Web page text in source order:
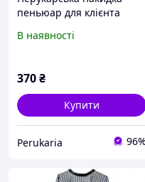
пеньюар для клієнта
В наявності
370₴
Купити
Perukaria 96%